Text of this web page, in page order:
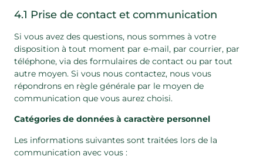
4.1 Prise de contact et communication
Si vous avez des questions, nous sommes à votre
disposition à tout moment par e-mail, par courrier, par
téléphone, via des formulaires de contact ou par tout
autre moyen. Si vous nous contactez, nous vous
répondrons en règle générale par le moyen de
communication que vous aurez choisi.
Catégories de données à caractère personnel
Les informations suivantes sont traitées lors de la
communication avec vous :